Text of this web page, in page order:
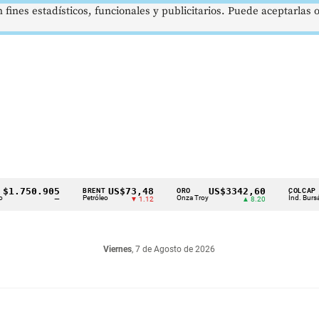
BRENT
Petróleo
US$73,48
▼ 1.12
ORO
Onza Troy
US$3342,60 COLCAP
Índ. Bursátil
Viernes, 7 de Agosto de 2026
estadísticos, funcionales y publicitarios. Puede aceptarlas